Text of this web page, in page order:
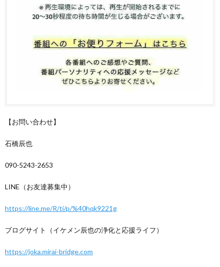
【お問い合わせ】
石橋辰也
090-5243-2653
LINE（お友達募集中）
https://line.me/R/ti/p/%40hqk9221g
ブログサイト（イケメン辰也の浄化と応援ライフ）
https://joka.mirai-bridge.com